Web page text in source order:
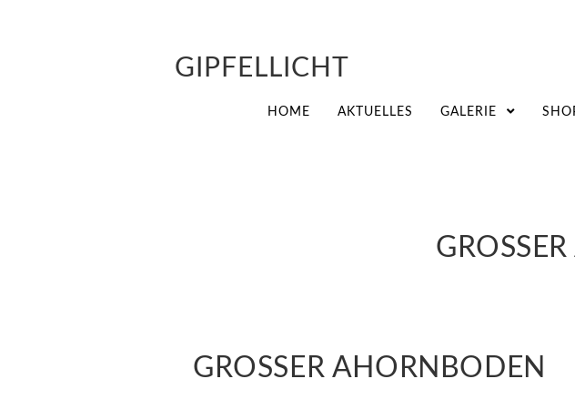
GIPFELLICHT
HOME AKTUELLES GALERIE
GROSSER AHORNBODEN